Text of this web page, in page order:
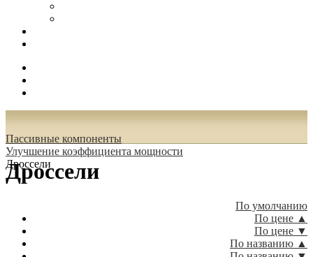
Пассивные компоненты
Улучшение коэффициента мощности
Дроссели
Дроссели
По умолчанию
По цене ▲
По цене ▼
По названию ▲